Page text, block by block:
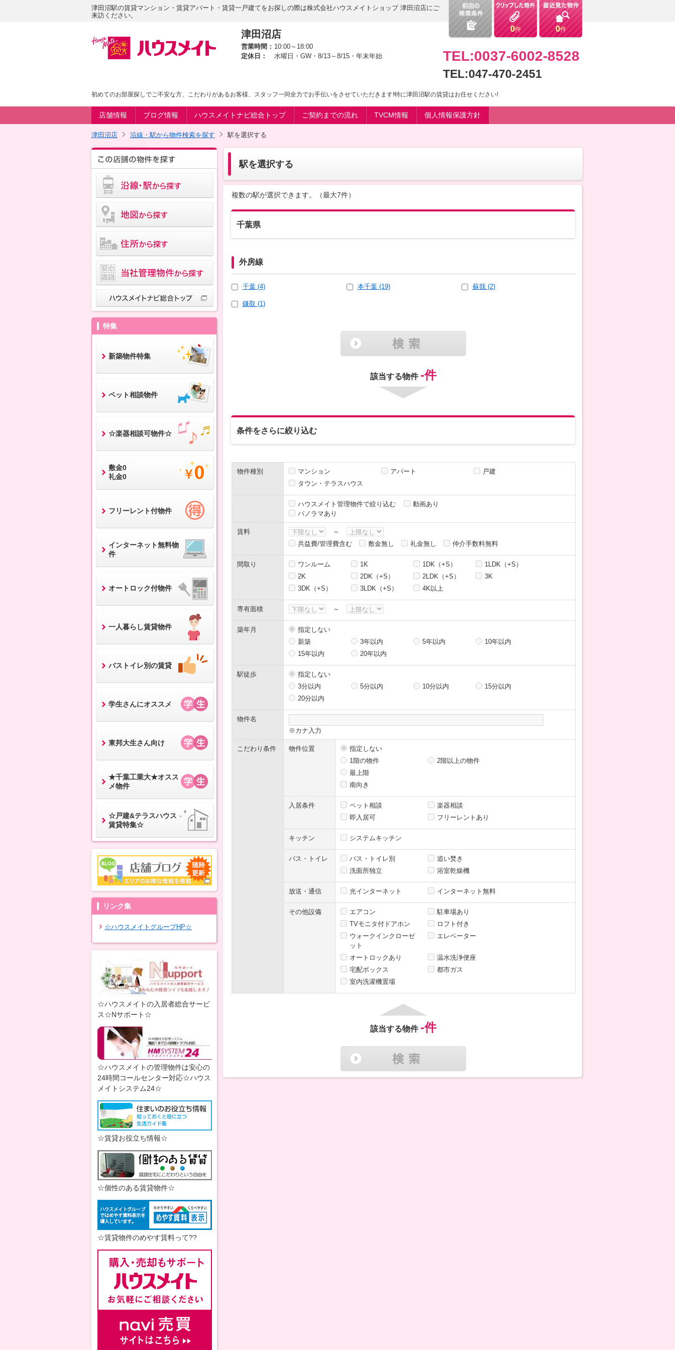
0件 0件
津田沼駅の賃貸マンション・賃貸アパート・賃貸一戸建てをお探しの際は株式会社ハウスメイトショップ 津田沼店にご
来訪ください。
津田沼店
営業時間： 10:00～18:00
定休日：
水曜日・GW・8/13～8/15・年末年始 TEL:0037-6002-8528
TEL:047-470-2451
初めてのお部屋探しでご不安な方、こだわりがあるお客様、スタッフ一同全力でお手伝いをさせていただきます!特に津田沼駅の賃貸はお任せください!
店舗情報 ブログ情報 ハウスメイトナビ総合トップ ご契約までの流れ TVCM情報 個人情報保護方針
津田沼店 沿線・駅から物件検索を探す 駅を選択する
駅を選択する
複数の駅が選択できます。（最大7件）
千葉県
外房線
千葉(4) 本千葉(19) 蘇我(2)
鎌取 (1)
該当する物件 -件
条件をさらに絞り込む
物件種別 マンション アパート
戸建
タウン・テラスハウス
ハウスメイト管理物件で絞り込む
動画あり
パノラマあり
賃料
～
共益費/管理費含む
敷金無し 礼金無し 仲介手数料無料
間取り ワンルーム 1K 1DK（+S）
1LDK（+S）
2K
2DK（+S） 2LDK（+S）
3K
3DK（+S）
3LDK（+S） 4K以上
専有面積 ～
築年月
指定しない
新築
3年以内 5年以内
10年以内
15年以内
20年以内
駅徒歩
指定しない
3分以内
5分以内 10分以内
15分以内
20分以内
物件名
※カナ入力
こだわり条件 物件位置
指定しない
1階の物件
2階以上の物件
最上階
南向き
入居条件 ペット相談
楽器相談
即入居可
フリーレントあり
キッチン システムキッチン
バス・トイレ バス・トイレ別
追い焚き
洗面所独立
浴室乾燥機
放送・通信 光インターネット インターネット無料
その他設備 エアコン
駐車場あり
TVモニタ付ドアホン
ロフト付き
ウォークインクローゼ
ット
エレベーター
オートロックあり
温水洗浄便座
宅配ボックス
都市ガス
室内洗濯機置場
該当する物件 -件
特集
新築物件特集
ペット相談物件
☆楽器相談可物件☆
敷金0
礼金0
フリーレント付物件
インターネット無料物
件
オートロック付物件
一人暮らし賃貸物件
バストイレ別の賃貸
学生さんにオススメ
東邦大生さん向け
★千葉工業大★オスス
メ物件
☆戸建&テラスハウス
賃貸特集☆
リンク集
☆ハウスメイトグループHP☆
☆ハウスメイトの入居者総合サービ
ス☆Nサポート☆
☆ハウスメイトの管理物件は安心の
24時間コールセンター対応☆ハウス
メイトシステム24☆
☆賃貸お役立ち情報☆
☆個性のある賃貸物件☆
☆賃貸物件のめやす賃料って??